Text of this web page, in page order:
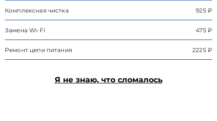
Комплексная чистка 925 ₽
Замена Wi-Fi 475 ₽
Ремонт цепи питания 2225 ₽
Я не знаю, что сломалось